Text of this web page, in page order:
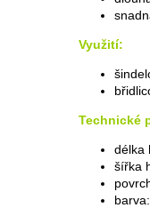
Využití:
Technické
délka
šířka